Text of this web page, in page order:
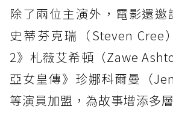
除了兩位主演外，電影還邀
史蒂芬克瑞（Steven Cree
2》札薇艾希頓（Zawe
亞女皇傳》珍娜科爾曼（
等演員加盟，為故事增添多